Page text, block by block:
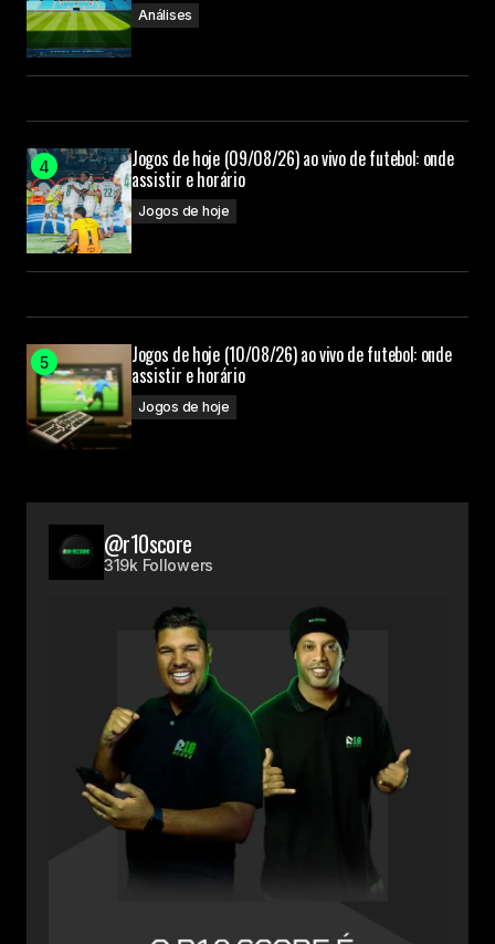
Análises
Jogos de hoje (09/08/26) ao vivo de futebol: onde
assistir e horário
Jogos de hoje
Jogos de hoje (10/08/26) ao vivo de futebol: onde
assistir e horário
Jogos de hoje
@r10score
319k Followers